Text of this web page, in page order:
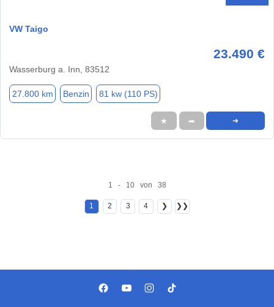
VW Taigo
23.490 €
Wasserburg a. Inn, 83512
27.800 km Benzin 81 kw (110 PS)
★ ➦ ➜
1 - 10 von 38
1 2 3 4 ❯ ❯❯